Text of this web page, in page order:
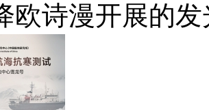
欧诗漫开展的发